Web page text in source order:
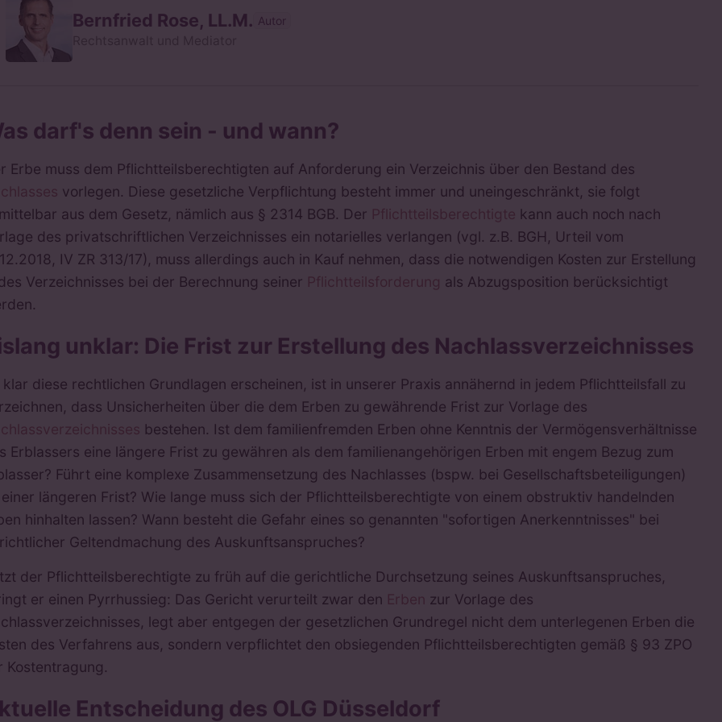
Bernfried Rose, LL.M. Autor
darf's denn sein - und wann?
Erbe muss dem Pflichtteilsberechtigten auf Anforderung ein Verzeichnis über den Bestand des
vorlegen. Diese gesetzliche Verpflichtung besteht immer und uneingeschränkt, sie folgt
aus dem Gesetz, nämlich aus § 2314 BGB. Der Pflichtteilsberechtigte kann auch noch nach
des privatschriftlichen Verzeichnisses ein notarielles verlangen (vgl. z.B. BGH, Urteil vom
IV ZR 313/17), muss allerdings auch in Kauf nehmen, dass die notwendigen Kosten zur Erstellung
Verzeichnisses bei der Berechnung seiner Pflichtteilsforderung als Abzugsposition berücksichtigt
unklar: Die Frist zur Erstellung des Nachlassverzeichnisses
klar diese rechtlichen Grundlagen erscheinen, ist in unserer Praxis annähernd in jedem Pflichtteilsfall zu
dass Unsicherheiten über die dem Erben zu gewährende Frist zur Vorlage des
bestehen. Ist dem familienfremden Erben ohne Kenntnis der Vermögensverhältnisse
Erblassers eine längere Frist zu gewähren als dem familienangehörigen Erben mit engem Bezug zum
Führt eine komplexe Zusammensetzung des Nachlasses (bspw. bei Gesellschaftsbeteiligungen)
einer längeren Frist? Wie lange muss sich der Pflichtteilsberechtigte von einem obstruktiv handelnden
hinhalten lassen? Wann besteht die Gefahr eines so genannten "sofortigen Anerkenntnisses" bei
Geltendmachung des Auskunftsanspruches?
der Pflichtteilsberechtigte zu früh auf die gerichtliche Durchsetzung seines Auskunftsanspruches,
er einen Pyrrhussieg: Das Gericht verurteilt zwar den Erben zur Vorlage des
legt aber entgegen der gesetzlichen Grundregel nicht dem unterlegenen Erben die
des Verfahrens aus, sondern verpflichtet den obsiegenden Pflichtteilsberechtigten gemäß § 93 ZPO
Kostentragung.
Entscheidung des OLG Düsseldorf